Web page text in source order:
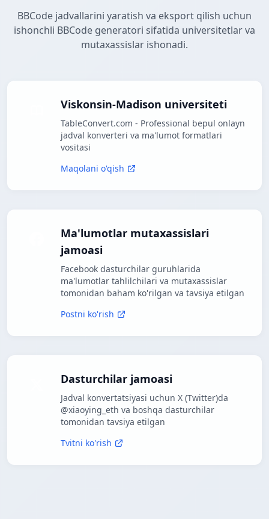
BBCode jadvallarini yaratish va eksport qilish uchun
ishonchli BBCode generatori sifatida universitetlar va
mutaxassislar ishonadi.
Viskonsin-Madison universiteti
TableConvert.com - Professional bepul onlayn
jadval konverteri va ma'lumot formatlari
vositasi
Maqolani o'qish
Ma'lumotlar mutaxassislari
jamoasi
Facebook dasturchilar guruhlarida
ma'lumotlar tahlilchilari va mutaxassislar
tomonidan baham ko'rilgan va tavsiya etilgan
Postni ko'rish
Dasturchilar jamoasi
Jadval konvertatsiyasi uchun X (Twitter)da
@xiaoying_eth va boshqa dasturchilar
tomonidan tavsiya etilgan
Tvitni ko'rish